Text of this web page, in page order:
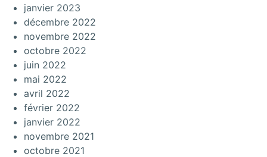
janvier 2023
décembre 2022
novembre 2022
octobre 2022
juin 2022
mai 2022
avril 2022
février 2022
janvier 2022
novembre 2021
octobre 2021